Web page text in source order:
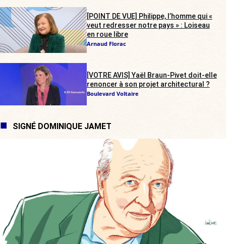
[POINT DE VUE] Philippe, l’homme qui «
veut redresser notre pays » : Loiseau
en roue libre
Arnaud Florac
[VOTRE AVIS] Yaël Braun-Pivet doit-elle
renoncer à son projet architectural ?
Boulevard Voltaire
SIGNÉ DOMINIQUE JAMET